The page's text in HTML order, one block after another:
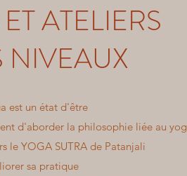
ATELIERS
NIVEAUX
est un état d'être
d'aborder la philosophie liée au
le YOGA SUTRA de Patanjali
sa pratique